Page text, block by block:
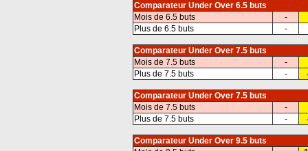
Comparateur Under Over 6.5 buts
Mois de 6.5 buts
-
Plus de 6.5 buts
-
Comparateur Under Over 7.5 buts
Mois de 7.5 buts
-
Plus de 7.5 buts
-
Comparateur Under Over 7.5 buts
Mois de 7.5 buts
-
Plus de 7.5 buts
-
Comparateur Under Over 9.5 buts